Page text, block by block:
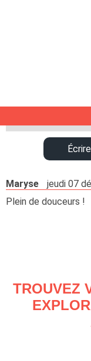
Maryse
jeudi 07
Plein de douceurs !
TROUVEZ